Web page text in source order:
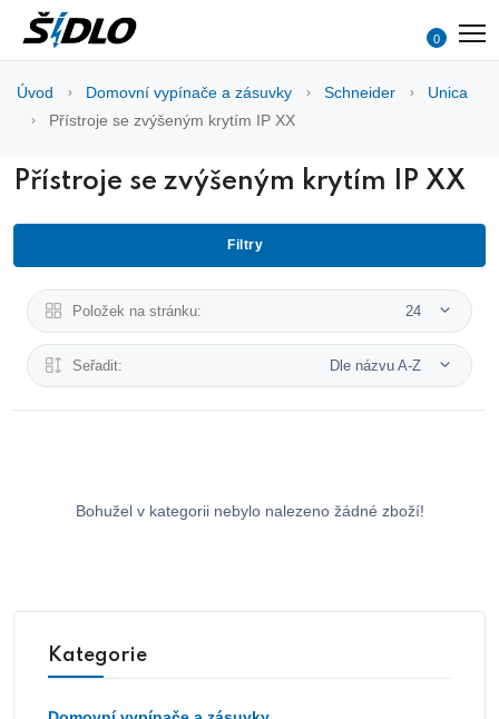
0
Úvod Domovní vypínače a zásuvky Schneider
Unica
Přístroje se zvýšeným krytím IP XX
Přístroje se zvýšeným krytím IP XX
Filtry
Položek na stránku: 24
Seřadit: Dle názvu A-Z
Bohužel v kategorii nebylo nalezeno žádné zboží!
Kategorie